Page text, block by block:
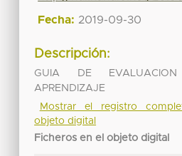
Fecha: 2019-09-30
Descripción:
GUIA DE
APRENDIZAJE
Mostrar el registro
objeto digital
Ficheros en el objeto digital